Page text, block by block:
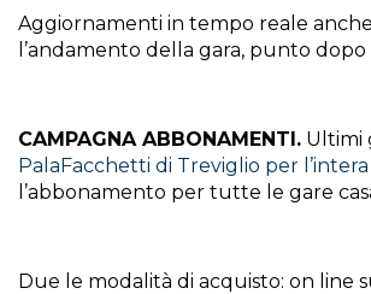
Aggiornamenti in tempo reale
l’andamento della gara, punto
CAMPAGNA ABBONAMENTI. Ultimi
PalaFacchetti di Treviglio per
l’abbonamento per tutte le gare
Due le modalità di acquisto: on line